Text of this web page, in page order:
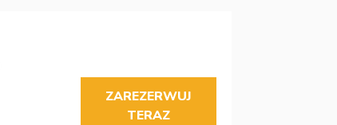
ZAREZERWUJ
TERAZ